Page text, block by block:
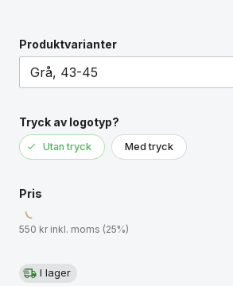
fårskinnskrage som omfamnar
halkfri gång. Levereras i en elegant
bomull.
Fårskinn, mockasula | Varumärke:
Produktvarianter
Tryck av logotyp?
Utan tryck Med tryck
Pris
550 kr inkl. moms (25%)
I lager